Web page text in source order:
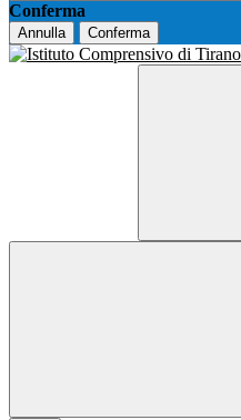
Conferma
Annulla Conferma